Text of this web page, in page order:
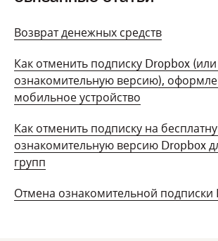
Возврат денежных средств
Как отменить подписку Dropbox
ознакомительную версию),
мобильное устройство
Как отменить подписку на
ознакомительную версию Dropbox
групп
Отмена ознакомительной подписки